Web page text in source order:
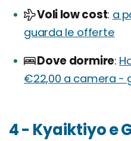
Voli low cost a
guarda le offerte
Dove dormire
€22,00 a camera -
4 - Kyaiktiyo e